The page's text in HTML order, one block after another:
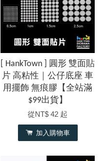
[ HankTown ] 圓形 雙面貼
片 高粘性｜公仔底座 車
用擺飾 無痕膠【全站滿
$99出貨】
從NT$ 42 起
加入購物車